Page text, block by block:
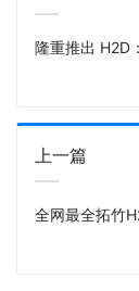
隆重推出 H2D
上一篇
全网最全拓竹